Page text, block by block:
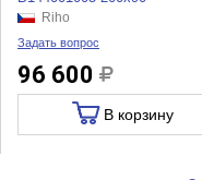
Riho
Задать вопрос
96 600
В корзину